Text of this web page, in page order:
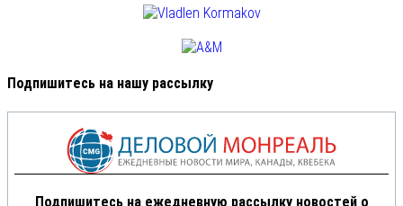
Подпишитесь на нашу рассылку
Подпишитесь на ежедневную рассылку новостей о